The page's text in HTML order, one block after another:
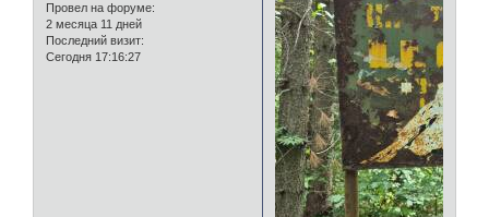
Провел на форуме:
2 месяца 11 дней
Последний визит:
Сегодня 17:16:27